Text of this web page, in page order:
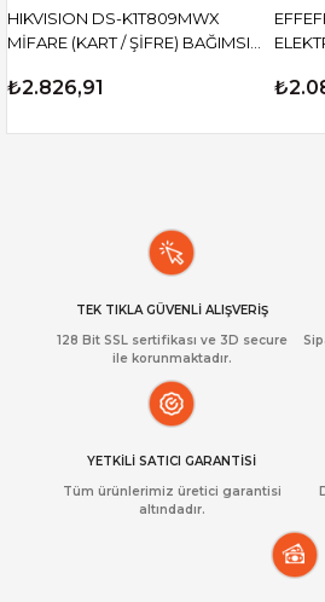
HIKVISION DS-K1T809MWX
MİFARE (KART / ŞİFRE) BAĞIMSIZ
₺2.826,91
TEK TIKLA GÜVENLİ ALIŞVERİŞ
128 Bit SSL sertifikası ve 3D secure
ile korunmaktadır.
YETKİLİ SATICI GARANTİSİ
Tüm ürünlerimiz üretici garantisi
altındadır.